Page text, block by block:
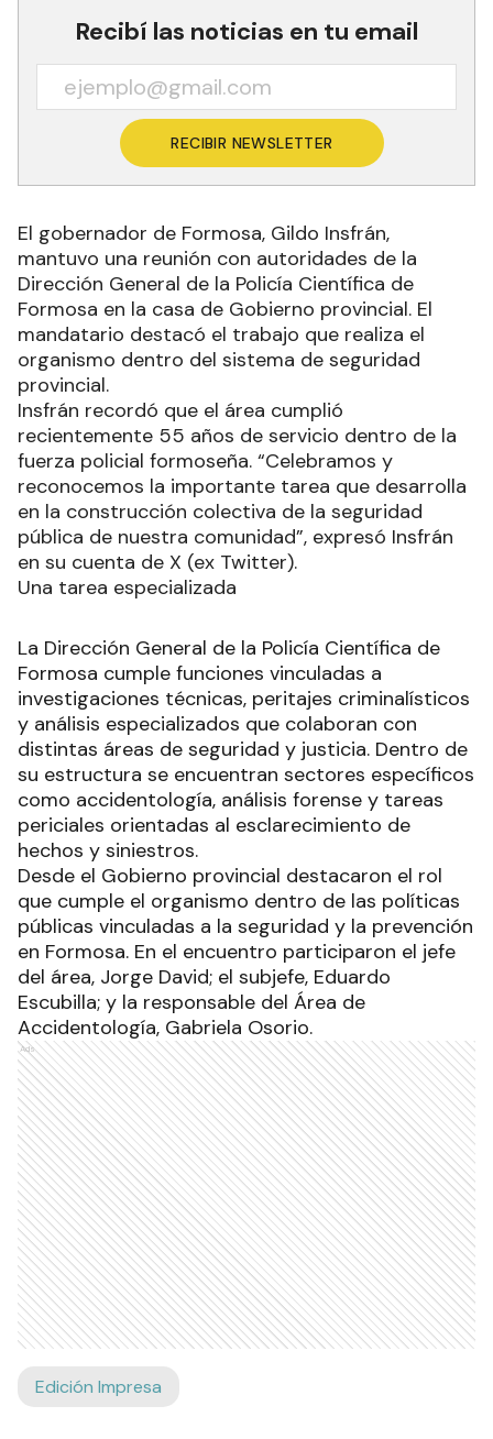
Recibí las noticias en tu email
RECIBIR NEWSLETTER
El gobernador de Formosa, Gildo Insfrán,
mantuvo una reunión con autoridades de la
Dirección General de la Policía Científica de
Formosa en la casa de Gobierno provincial. El
mandatario destacó el trabajo que realiza el
organismo dentro del sistema de seguridad
provincial.
Insfrán recordó que el área cumplió
recientemente 55 años de servicio dentro de la
fuerza policial formoseña. “Celebramos y
reconocemos la importante tarea que desarrolla
en la construcción colectiva de la seguridad
pública de nuestra comunidad”, expresó Insfrán
en su cuenta de X (ex Twitter).
Una tarea especializada
La Dirección General de la Policía Científica de
Formosa cumple funciones vinculadas a
investigaciones técnicas, peritajes criminalísticos
y análisis especializados que colaboran con
distintas áreas de seguridad y justicia. Dentro de
su estructura se encuentran sectores específicos
como accidentología, análisis forense y tareas
periciales orientadas al esclarecimiento de
hechos y siniestros.
Desde el Gobierno provincial destacaron el rol
que cumple el organismo dentro de las políticas
públicas vinculadas a la seguridad y la prevención
en Formosa. En el encuentro participaron el jefe
del área, Jorge David; el subjefe, Eduardo
Escubilla; y la responsable del Área de
Accidentología, Gabriela Osorio.
Ads
Edición Impresa